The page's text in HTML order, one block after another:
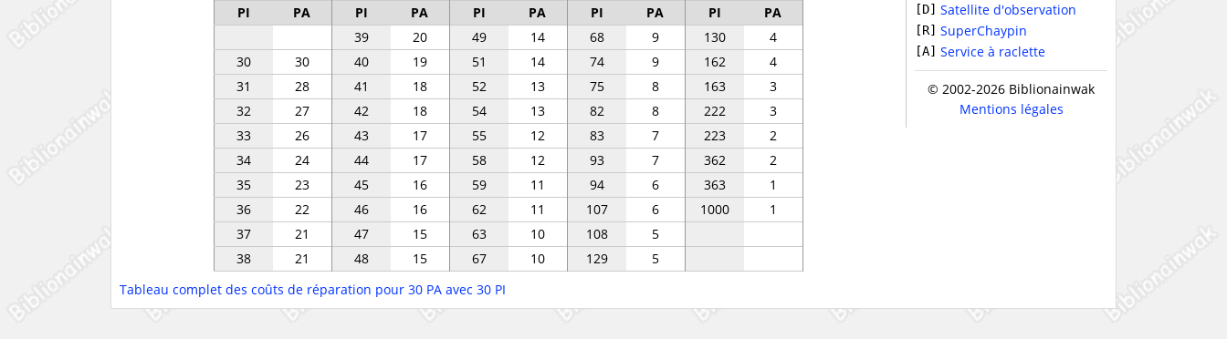
[D] Satellite d'observation
[R] SuperChaypin
[A] Service à raclette
© 2002-2026 Biblionainwak
Mentions légales
PI PA PI PA PI PA PI PA PI
PA
39
20 49 14 68 9 130
4
30
30 40 19 51 14 74 9 162
4
31
28 41 18 52 13 75 8 163
3
32
27 42 18 54 13 82 8 222
3
33
26 43 17 55 12 83 7 223
2
34
24 44 17 58 12 93 7 362
2
35
23 45 16 59 11 94 6 363
1
36
22 46 16 62 11 107 6 1000
1
37
21 47 15 63 10 108
5
38
21 48 15 67 10 129
5
Tableau complet des coûts de réparation pour 30 PA avec 30 PI